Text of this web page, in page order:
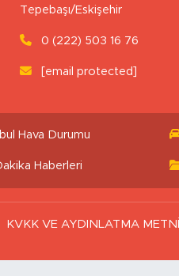
Tepebaşı/Eskişehir
0 (222) 503 16 76
[email protected]
Hava Durumu
Haberleri
KVKK VE AYDINLATMA METNİ